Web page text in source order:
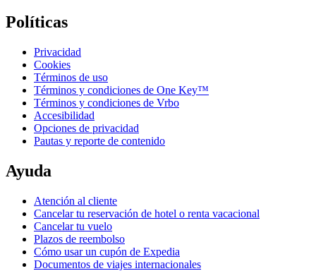
Políticas
Privacidad
Cookies
Términos de uso
Términos y condiciones de One Key™
Términos y condiciones de Vrbo
Accesibilidad
Opciones de privacidad
Pautas y reporte de contenido
Ayuda
Atención al cliente
Cancelar tu reservación de hotel o renta vacacional
Cancelar tu vuelo
Plazos de reembolso
Cómo usar un cupón de Expedia
Documentos de viajes internacionales